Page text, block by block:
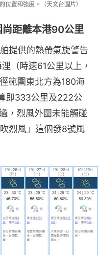
置和強度。（天文台圖片）
距離本港90公里
提供的熱帶氣旋警告
（時速61公里以上，
範圍東北方為180海
即333公里及222公
，烈風外圍未能觸碰
烈風」這個發8號風